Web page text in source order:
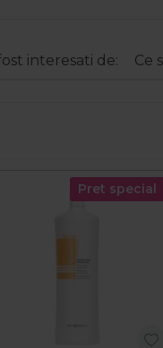
interesati de: Ce
Pret special